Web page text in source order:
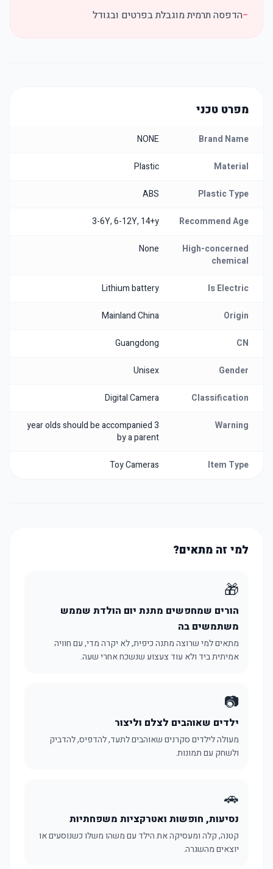
−הדפסה תרמית מוגבלת בפרטים ובגודל
מפרט טכני
Brand Name
NONE
Material
Plastic
Plastic Type
ABS
Recommend Age
3-6Y, 6-12Y, 14+y
High-concerned
chemical
None
Is Electric
Lithium battery
Origin
Mainland China
CN
Guangdong
Gender
Unisex
Classification
Digital Camera
Warning
3 year olds should be accompanied
by a parent
Item Type
Toy Cameras
למי זה מתאים?
🎁
הורים שמחפשים מתנת יום הולדת שממש
משתמשים בה
מתאים למי שרוצה מתנה כיפית, לא יקרה מדי, עם חוויה
אמיתית ביד ולא עוד צעצוע שנשכח אחרי שעה.
📷
ילדים שאוהבים לצלם וליצור
מעולה לילדים סקרנים שאוהבים לתעד, להדפיס, להדביק
ולשחק עם תמונות.
🚗
נסיעות, חופשות ואטרקציות משפחתיות
קטנה, קלה ומעסיקה את הילד עם משהו משלו כשנוסעים או
יוצאים מהשגרה.